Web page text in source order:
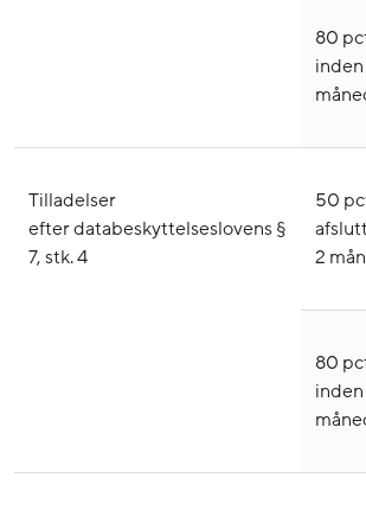
80
Tilladelser
efter databeskyttelseslovens §
7, stk. 4
50
2
80